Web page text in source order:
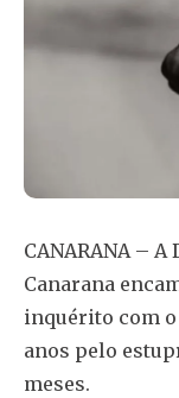
CANARANA –
Canarana
inquérito com
anos pelo
meses.